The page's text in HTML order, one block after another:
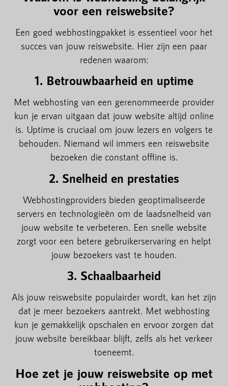
voor een reiswebsite?
Een goed webhostingpakket is essentieel voor het
succes van jouw reiswebsite. Hier zijn een paar
redenen waarom:
1. Betrouwbaarheid en uptime
Met webhosting van een gerenommeerde provider
kun je ervan uitgaan dat jouw website altijd online
is. Uptime is cruciaal om jouw lezers en volgers te
behouden. Niemand wil immers een reiswebsite
bezoeken die constant offline is.
2. Snelheid en prestaties
Webhostingproviders bieden geoptimaliseerde
servers en technologieën om de laadsnelheid van
jouw website te verbeteren. Een snelle website
zorgt voor een betere gebruikerservaring en helpt
jouw bezoekers vast te houden.
3. Schaalbaarheid
Als jouw reiswebsite populairder wordt, kan het zijn
dat je meer bezoekers aantrekt. Met webhosting
kun je gemakkelijk opschalen en ervoor zorgen dat
jouw website bereikbaar blijft, zelfs als het verkeer
toeneemt.
Hoe zet je jouw reiswebsite op met